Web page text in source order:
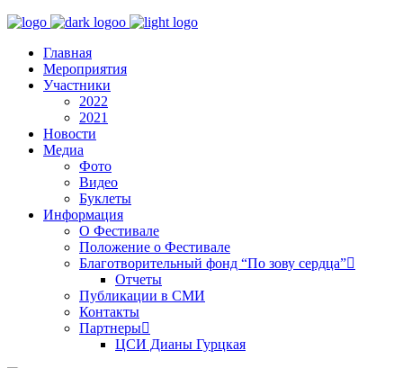
Главная
Мероприятия
Участники
2022
2021
Новости
Медиа
Фото
Видео
Буклеты
Информация
О Фестивале
Положение о Фестивале
Благотворительный фонд “По зову сердца”
Отчеты
Публикации в СМИ
Контакты
Партнеры
ЦСИ Дианы Гурцкая